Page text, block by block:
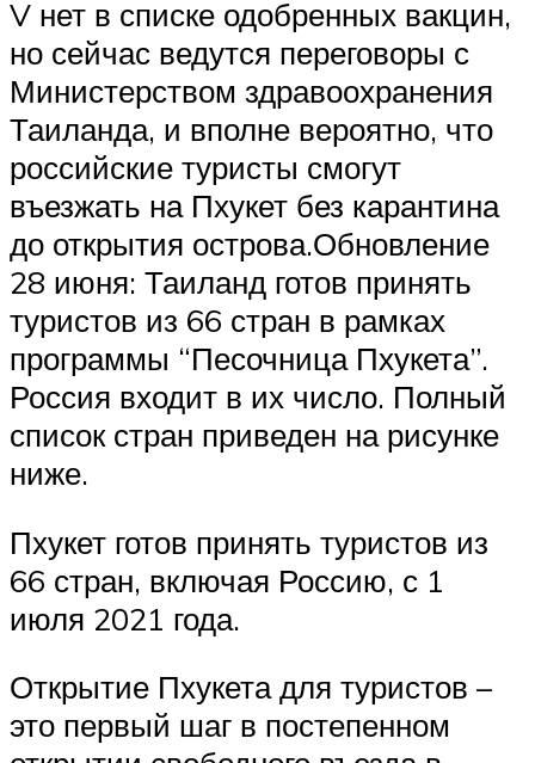
V нет в списке одобренных вакцин,
но сейчас ведутся переговоры с
Министерством здравоохранения
Таиланда, и вполне вероятно, что
российские туристы смогут
въезжать на Пхукет без карантина
до открытия острова.Обновление
28 июня: Таиланд готов принять
туристов из 66 стран в рамках
программы “Песочница Пхукета”.
Россия входит в их число. Полный
список стран приведен на рисунке
ниже.
Пхукет готов принять туристов из
66 стран, включая Россию, с 1
июля 2021 года.
Открытие Пхукета для туристов –
это первый шаг в постепенном